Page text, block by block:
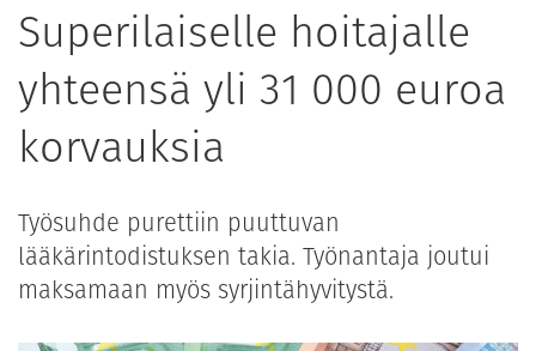
Superilaiselle hoitajalle
yhteensä yli 31 000 euroa
korvauksia
Työsuhde purettiin puuttuvan
lääkärintodistuksen takia. Työnantaja joutui
maksamaan myös syrjintähyvitystä.